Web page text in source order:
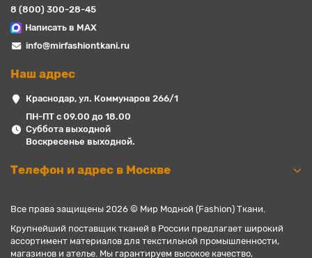
8 (800) 300-28-45
Написать в MAX
info@mirfashiontkani.ru
Наш адрес
Краснодар, ул. Коммунаров 266/1
ПН-ПТ с 09.00 до 18.00
Суббота выходной
Воскресенье выходной.
Телефон и адрес в Москве
Все права защищены 2026 © Мир Модной (Fashion) Ткани.
Крупнейший поставщик тканей в России предлагает широкий
ассортимент материалов для текстильной промышленности,
магазинов и ателье. Мы гарантируем высокое качество,